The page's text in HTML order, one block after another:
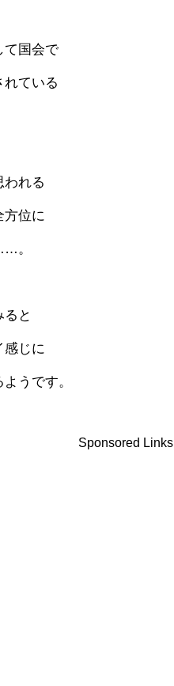
て国会で
れている
われる
方位に
。
と
感じに
うです。
Sponsored Links